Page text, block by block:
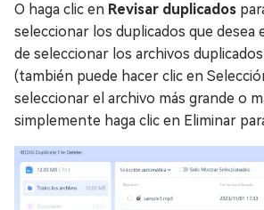
O haga clic en Revisar duplicados
seleccionar los duplicados que desea
de seleccionar los archivos
(también puede hacer clic en
seleccionar el archivo más grande o
simplemente haga clic en Eliminar